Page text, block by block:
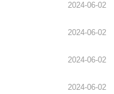
2024-06-02
2024-06-02
2024-06-02
2024-06-02